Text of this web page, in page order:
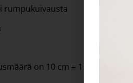
rumpukuivausta
on 10 cm = 1 kpl.